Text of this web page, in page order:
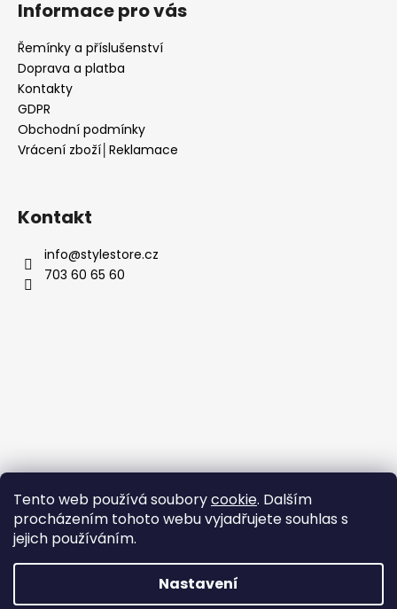
Tento web používá souborycookie. Dalším
procházením tohoto webu vyjadřujete souhlas s
jejich používáním.
Nastavení
Informace pro vás
Řemínky a příslušenství
Doprava a platba
Kontakty
GDPR
Obchodní podmínky
Vrácení zboží│Reklamace
Kontakt
info@stylestore.cz
703 60 65 60